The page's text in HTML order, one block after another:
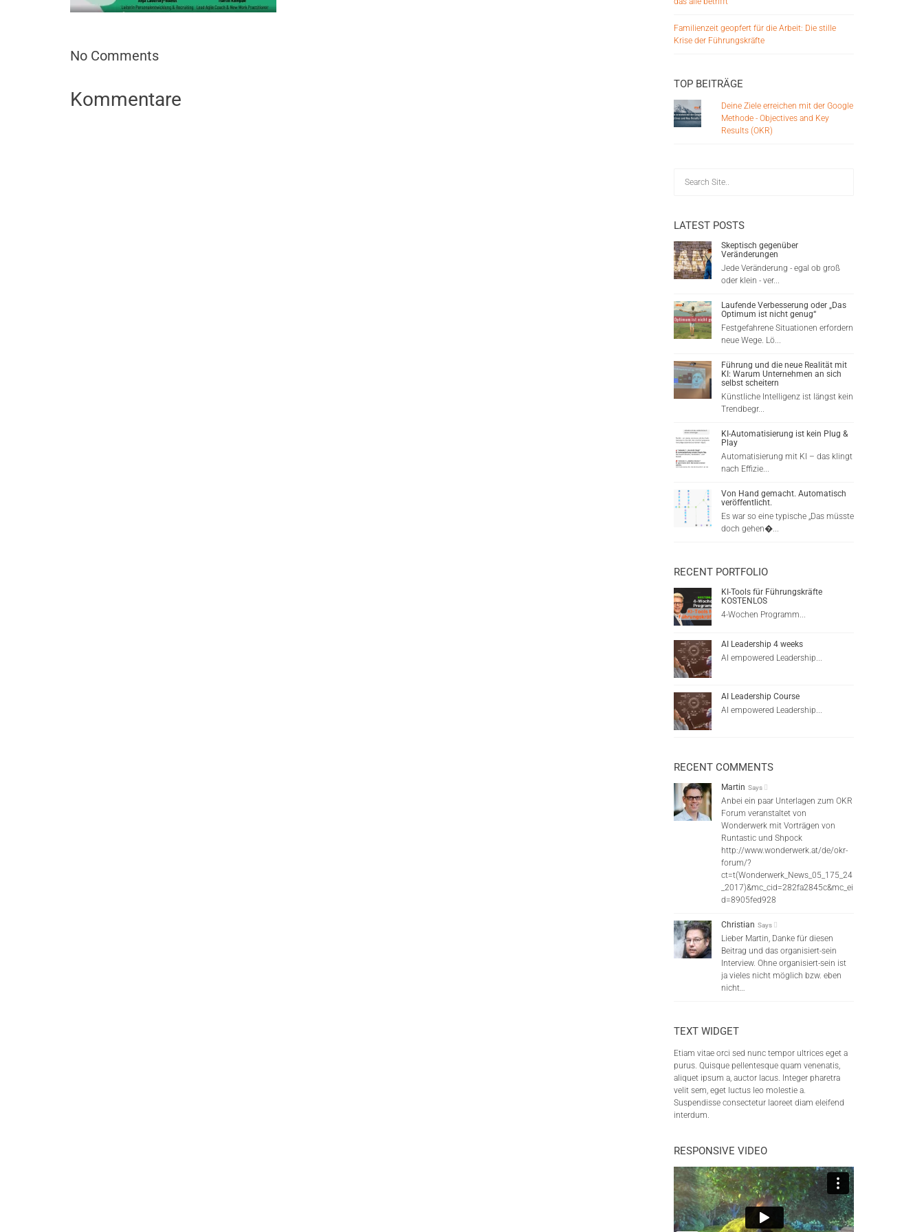
No Comments
Kommentare
Familienzeit geopfert für die Arbeit: Die stille
Krise der Führungskräfte
TOP BEITRÄGE
Deine Ziele erreichen mit der Google
Methode - Objectives and Key
Results (OKR)
LATEST POSTS
Skeptisch gegenüber
Veränderungen
Jede Veränderung - egal ob groß
oder klein - ver...
Laufende Verbesserung oder „Das
Optimum ist nicht genug“
Festgefahrene Situationen erfordern
neue Wege. Lö...
Führung und die neue Realität mit
KI: Warum Unternehmen an sich
selbst scheitern
Künstliche Intelligenz ist längst kein
Trendbegr...
KI-Automatisierung ist kein Plug &
Play
Automatisierung mit KI – das klingt
nach Effizie...
Von Hand gemacht. Automatisch
veröffentlicht.
Es war so eine typische „Das müsste
doch gehen�...
RECENT PORTFOLIO
KI-Tools für Führungskräfte
KOSTENLOS
4-Wochen Programm...
AI Leadership 4 weeks
AI empowered Leadership...
AI Leadership Course
AI empowered Leadership...
RECENT COMMENTS
Martin Says
Anbei ein paar Unterlagen zum OKR
Forum veranstaltet von
Wonderwerk mit Vorträgen von
Runtastic und Shpock
http://www.wonderwerk.at/de/okr-
forum/?
ct=t(Wonderwerk_News_05_175_24
_2017)&mc_cid=282fa2845c&mc_ei
d=8905fed928
Christian Says
Lieber Martin, Danke für diesen
Beitrag und das organisiert-sein
Interview. Ohne organisiert-sein ist
ja vieles nicht möglich bzw. eben
nicht…
TEXT WIDGET
Etiam vitae orci sed nunc tempor ultrices eget a
purus. Quisque pellentesque quam venenatis,
aliquet ipsum a, auctor lacus. Integer pharetra
velit sem, eget luctus leo molestie a.
Suspendisse consectetur laoreet diam eleifend
interdum.
RESPONSIVE VIDEO